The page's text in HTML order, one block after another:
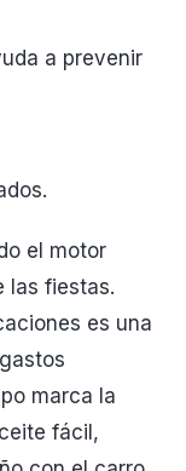
a prevenir
el motor
las fiestas.
es una
marca la
fácil,